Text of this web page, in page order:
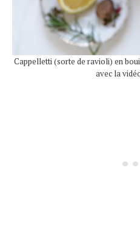
Cappelletti (sorte de ravioli) en
avec la